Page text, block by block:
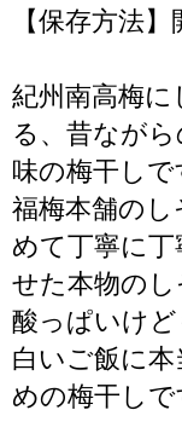
【保存方法
紀州南高梅
る、昔なが
味の梅干しで
福梅本舗の
めて丁寧に
せた本物のし
酸っぱいけ
白いご飯に
めの梅干しで